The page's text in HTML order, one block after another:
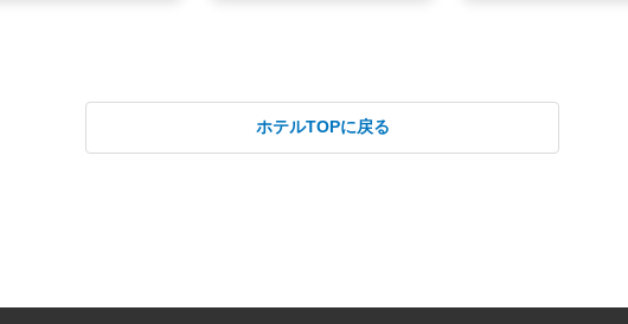
ホテルTOPに戻る